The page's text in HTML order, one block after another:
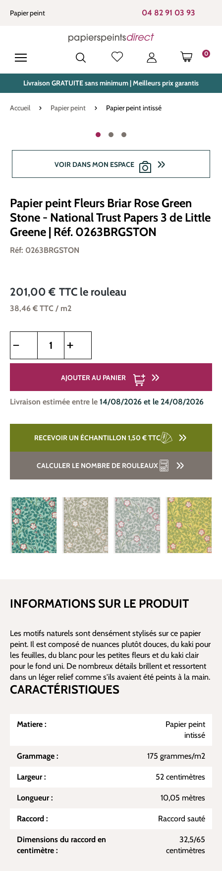
principal
Papier peint 04 82 91 03 93
0
LE
Livraison GRATUITE sans minimum | Meilleurs prix garantis
Accueil Papier peint Papier peint intissé
VOIR DANS MON ESPACE
Papier peint Fleurs Briar Rose Green
Stone - National Trust Papers 3 de Little
Greene | Réf. 0263BRGSTON
Réf: 0263BRGSTON
201,00 € TTC le rouleau
38,46 € TTC / m2
AJOUTER AU PANIER
Livraison estimée entre le 14/08/2026 et le 24/08/2026
RECEVOIR UN ÉCHANTILLON 1,50 €TTC
CALCULER LE NOMBRE DE ROULEAUX
INFORMATIONS SUR LE PRODUIT
Les motifs naturels sont densément stylisés sur ce papier
peint. Il est composé de nuances plutôt douces, du kaki pour
les feuilles, du blanc pour les petites fleurs et du kaki clair
pour le fond uni. De nombreux détails brillent et ressortent
dans un léger relief comme s'ils avaient été peints à la main.
CARACTÉRISTIQUES
Matiere :
Papier peint
intissé
Grammage : 175 grammes/m2
Largeur : 52 centimètres
Longueur : 10,05 mètres
Raccord : Raccord sauté
Dimensions du raccord en
centimètre :
32,5/65
centimètres